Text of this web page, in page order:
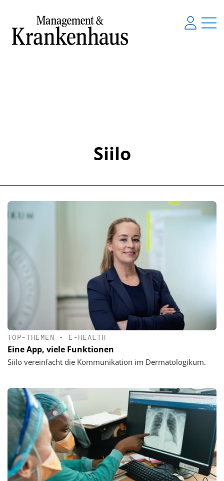
Siilo
TOP-THEMEN • E-HEALTH
Eine App, viele Funktionen
Siilo vereinfacht die Kommunikation im Dermatologikum.